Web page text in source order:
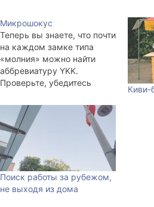
Микрошокус
Теперь вы знаете, что почти
на каждом замке типа
«молния» можно найти
аббревиатуру YKK.
Проверьте, убедитесь
пришельцев следит за
тобой. Очень удобно
прятать жучки в так
называемых собачках.
Надеюсь, они не увидят, что
я это печатаю, и всё будет
хорошо. Что это значит?
Киви-
Поиск работы за рубежом,
не выходя из дома